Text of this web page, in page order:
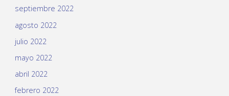
septiembre 2022
agosto 2022
julio 2022
mayo 2022
abril 2022
febrero 2022